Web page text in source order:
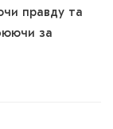
правду та
за